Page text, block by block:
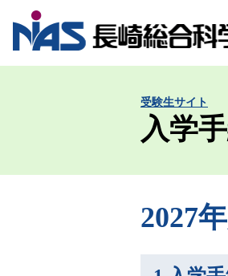
受験生サイト
入学
2027